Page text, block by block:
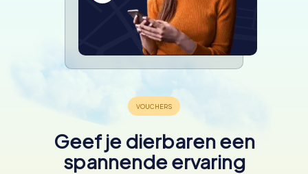
Geef je dierbaren een
spannende ervaring